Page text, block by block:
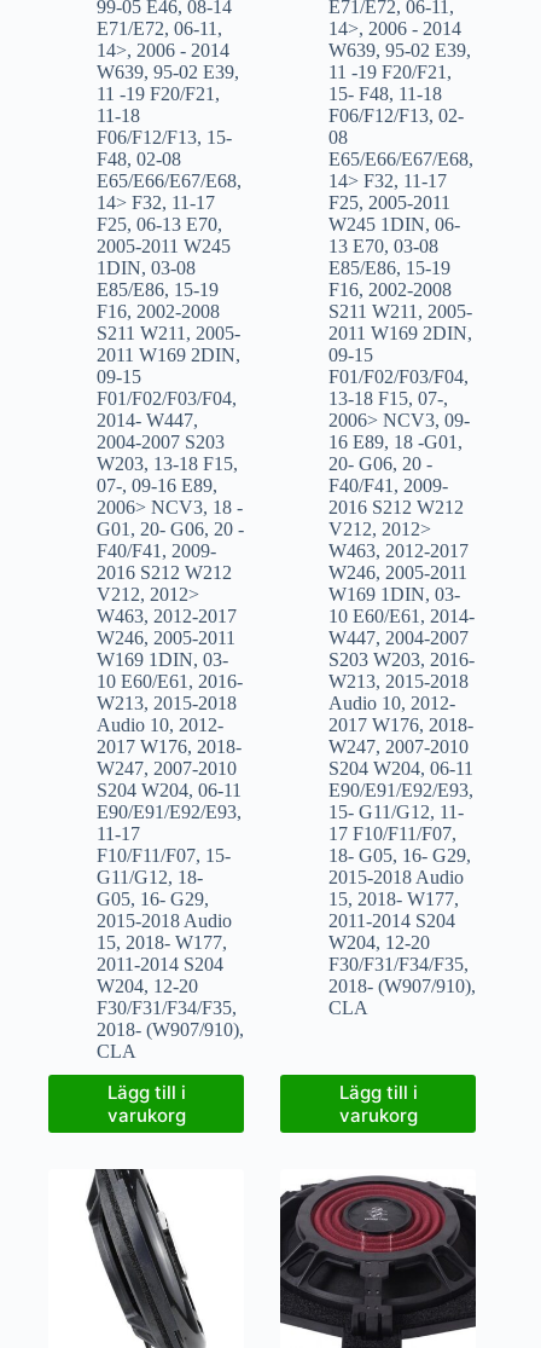
99-05 E46, 08-14
E71/E72, 06-11 ,
14>, 2006 - 2014
W639, 95-02 E39,
11 -19 F20/F21 ,
11-18
F06/F12/F13, 15-
F48, 02-08
E65/E66/E67/E68,
14> F32, 11-17
F25, 06-13 E70,
2005-2011 W245
1DIN, 03-08
E85/E86, 15-19
F16, 2002-2008
S211 W211 , 2005-
2011 W169 2DIN,
09-15
F01/F02/F03/F04,
2014- W447,
2004-2007 S203
W203, 13-18 F15,
07-, 09-16 E89,
2006> NCV3, 18 -
G01 , 20- G06, 20 -
F40/F41 , 2009-
2016 S212 W212
V212, 2012>
W463, 2012-2017
W246, 2005-2011
W169 1DIN, 03-
10 E60/E61 , 2016-
W213, 2015-2018
Audio 10, 2012-
2017 W176, 2018-
W247, 2007-2010
S204 W204, 06-11
E90/E91/E92/E93,
11-17
F10/F11/F07, 15-
G11/G12, 18-
G05, 16- G29,
2015-2018 Audio
15, 2018- W177,
2011-2014 S204
W204, 12-20
F30/F31/F34/F35,
2018- (W907/910),
CLA
Lägg till i
varukorg
E71/E72,06-11 ,
14>, 2006 - 2014
W639,95-02 E39,
11 -19 F20/F21 ,
15- F48, 11-18
F06/F12/F13,02-
08
E65/E66/E67/E68,
14> F32, 11-17
F25, 2005-2011
W245 1DIN,06-
13 E70,03-08
E85/E86, 15-19
F16, 2002-2008
S211 W211 , 2005-
2011 W169 2DIN,
09-15
F01/F02/F03/F04,
13-18 F15,07-,
2006> NCV3,09-
16 E89, 18 -G01 ,
20- G06, 20 -
F40/F41 , 2009-
2016 S212 W212
V212, 2012>
W463, 2012-2017
W246, 2005-2011
W169 1DIN,03-
10 E60/E61 , 2014-
W447, 2004-2007
S203 W203, 2016-
W213, 2015-2018
Audio 10, 2012-
2017 W176, 2018-
W247, 2007-2010
S204 W204,06-11
E90/E91/E92/E93,
15- G11/G12, 11-
17 F10/F11/F07,
18- G05, 16- G29,
2015-2018 Audio
15, 2018- W177,
2011-2014 S204
W204, 12-20
F30/F31/F34/F35,
2018- (W907/910),
CLA
Lägg till i
varukorg